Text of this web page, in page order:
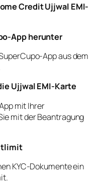
Credit Ujjwal EMI-
App herunter
App aus dem
Ujjwal EMI-Karte
mit Ihrer
mit der Beantragung
KYC-Dokumente ein